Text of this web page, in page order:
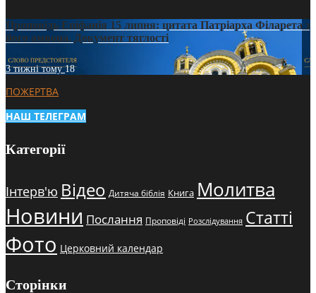
Проповідь Епіфанія 15 липня: цитата Патріарха Філарета з
його амвона. Документ тяглості
3 тижні тому18
ПОЖЕРТВА
НАШ ТЕЛЕГРАМ
Категорії
Інтерв'ю Відео Дитяча біблія Книга Молитва
Новини Послання Проповіді Розслідування Статті
Фото Церковний календар
Сторінки